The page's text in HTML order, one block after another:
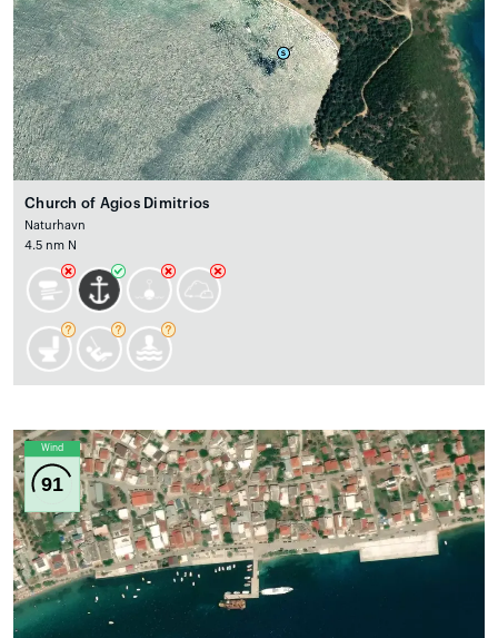
Church of Agios Dimitrios
Naturhavn
4.5 nm N
Wind
91